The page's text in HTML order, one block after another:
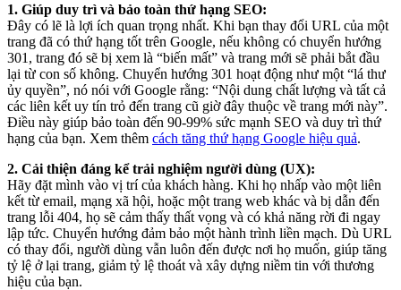
1. Giúp duy trì và bảo toàn thứ hạng SEO:
Đây có lẽ là lợi ích quan trọng nhất. Khi bạn thay đổi URL của một
trang đã có thứ hạng tốt trên Google, nếu không có chuyển hướng
301, trang đó sẽ bị xem là “biến mất” và trang mới sẽ phải bắt đầu
lại từ con số không. Chuyển hướng 301 hoạt động như một “lá thư
ủy quyền”, nó nói với Google rằng: “Nội dung chất lượng và tất cả
các liên kết uy tín trỏ đến trang cũ giờ đây thuộc về trang mới này”.
Điều này giúp bảo toàn đến 90-99% sức mạnh SEO và duy trì thứ
hạng của bạn. Xem thêm cách tăng thứ hạng Google hiệu quả.
2. Cải thiện đáng kể trải nghiệm người dùng (UX):
Hãy đặt mình vào vị trí của khách hàng. Khi họ nhấp vào một liên
kết từ email, mạng xã hội, hoặc một trang web khác và bị dẫn đến
trang lỗi 404, họ sẽ cảm thấy thất vọng và có khả năng rời đi ngay
lập tức. Chuyển hướng đảm bảo một hành trình liền mạch. Dù URL
có thay đổi, người dùng vẫn luôn đến được nơi họ muốn, giúp tăng
tỷ lệ ở lại trang, giảm tỷ lệ thoát và xây dựng niềm tin với thương
hiệu của bạn.